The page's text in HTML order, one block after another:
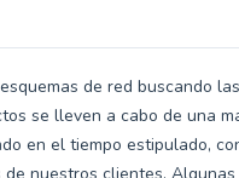
de red buscando
se lleven a cabo de una
en el tiempo estipulado,